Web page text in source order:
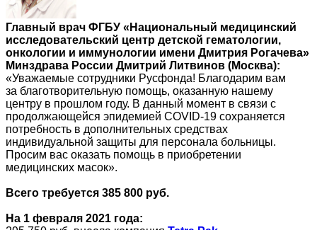
Главный врач ФГБУ «Национальный медицинский
исследовательский центр детской гематологии,
онкологии и иммунологии имени Дмитрия Рогачева»
Минздрава России Дмитрий Литвинов (Москва):
«Уважаемые сотрудники Русфонда! Благодарим вам
за благотворительную помощь, оказанную нашему
центру в прошлом году. В данный момент в связи с
продолжающейся эпидемией COVID-19 сохраняется
потребность в дополнительных средствах
индивидуальной защиты для персонала больницы.
Просим вас оказать помощь в приобретении
медицинских масок».
Всего требуется 385 800 руб.
На 1 февраля 2021 года: